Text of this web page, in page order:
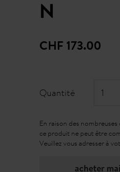
N
CHF 173.00
Quantité
En raison des
ce produit ne peut être
Veuillez vous adresser à
acheter